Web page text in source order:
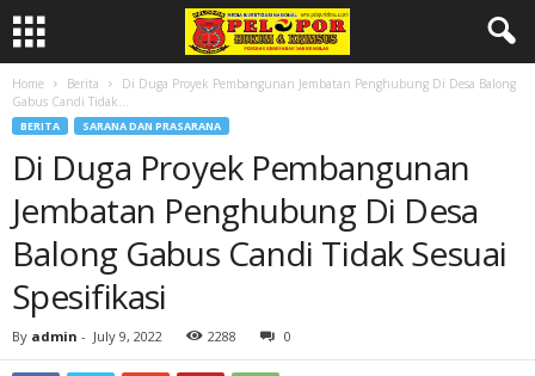
Home Berita
Di Duga Proyek Pembangunan Jembatan Penghubung Di Desa Balong
Gabus Candi Tidak...
BERITA SARANA DAN PRASARANA
Di Duga Proyek Pembangunan
Jembatan Penghubung Di Desa
Balong Gabus Candi Tidak Sesuai
Spesifikasi
By admin - July 9, 2022 2288 0